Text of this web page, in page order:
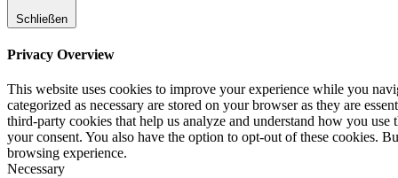
Schließen
Privacy Overview
This website uses cookies to improve your experience while you
categorized as necessary are stored on your browser as they are
third-party cookies that help us analyze and understand how you
your consent. You also have the option to opt-out of these cookies.
browsing experience.
Necessary